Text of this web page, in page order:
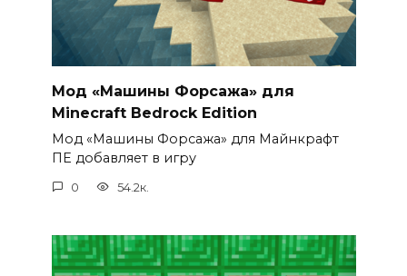
Мод «Машины Форсажа» для
Minecraft Bedrock Edition
Мод «Машины Форсажа» для Майнкрафт
ПЕ добавляет в игру
0 54.2к.